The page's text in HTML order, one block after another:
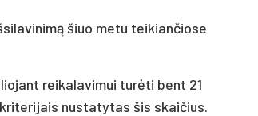
šiuo metu teikiančiose
reikalavimui turėti bent 21
nustatytas šis skaičius.